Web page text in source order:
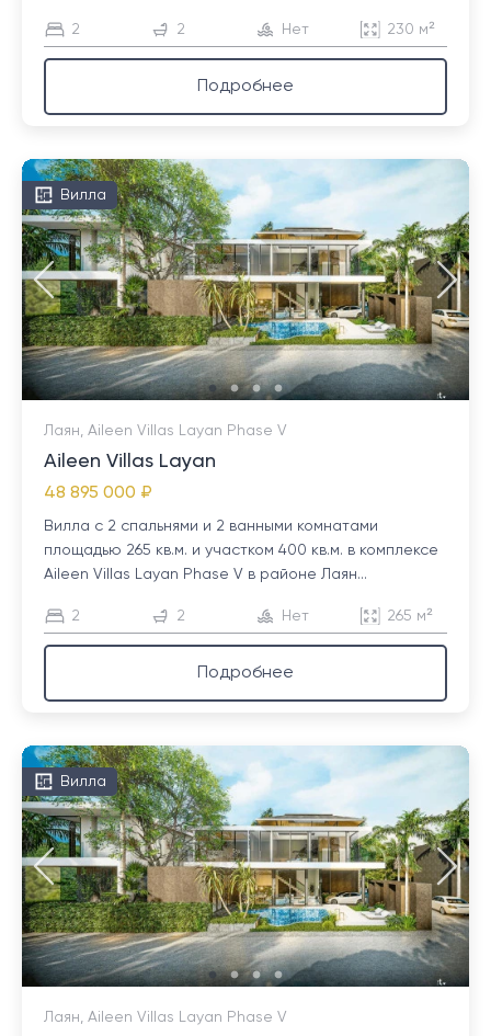
2 2 Нет 230 м²
Подробнее
Вилла
Лаян, Aileen Villas Layan Phase V
Aileen Villas Layan
48 895 000 ₽
Вилла с 2 спальнями и 2 ванными комнатами
площадью 265 кв.м. и участком 400 кв.м. в комплексе
Aileen Villas Layan Phase V в районе Лаян...
2 2 Нет 265 м²
Подробнее
Вилла
Лаян, Aileen Villas Layan Phase V